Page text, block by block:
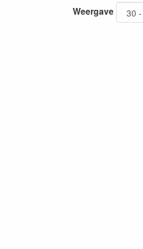
Weergave